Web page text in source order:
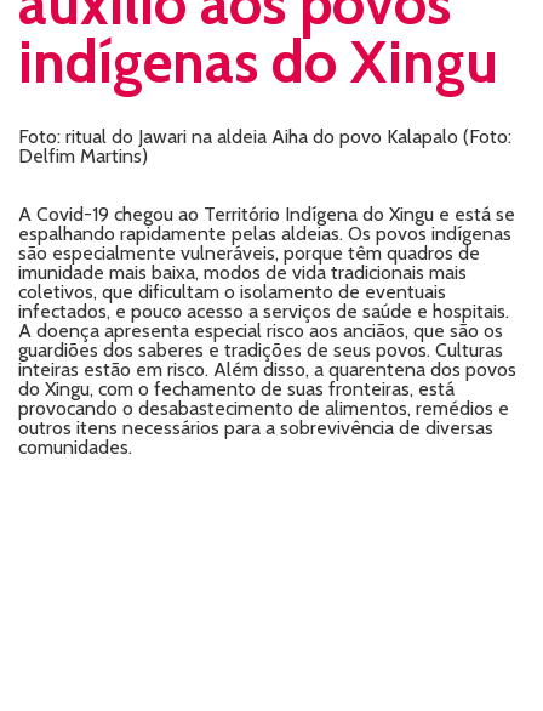
indígenas do Xingu
Foto: ritual do Jawari na aldeia Aiha do povo Kalapalo (Foto:
Delfim Martins)
A Covid-19 chegou ao Território Indígena do Xingu e está se
espalhando rapidamente pelas aldeias. Os povos indígenas
são especialmente vulneráveis, porque têm quadros de
imunidade mais baixa, modos de vida tradicionais mais
coletivos, que dificultam o isolamento de eventuais
infectados, e pouco acesso a serviços de saúde e hospitais.
A doença apresenta especial risco aos anciãos, que são os
guardiões dos saberes e tradições de seus povos. Culturas
inteiras estão em risco. Além disso, a quarentena dos povos
do Xingu, com o fechamento de suas fronteiras, está
provocando o desabastecimento de alimentos, remédios e
outros itens necessários para a sobrevivência de diversas
comunidades.